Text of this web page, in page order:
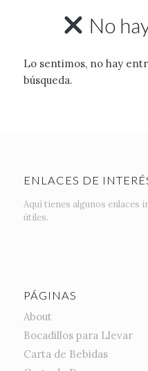
No
Lo sentimos, no hay
búsqueda.
ENLACES DE
Aquí tienes algunos enlaces
útiles.
PÁGINAS
About
Bocadillos para Llevar
Carta de Bebidas